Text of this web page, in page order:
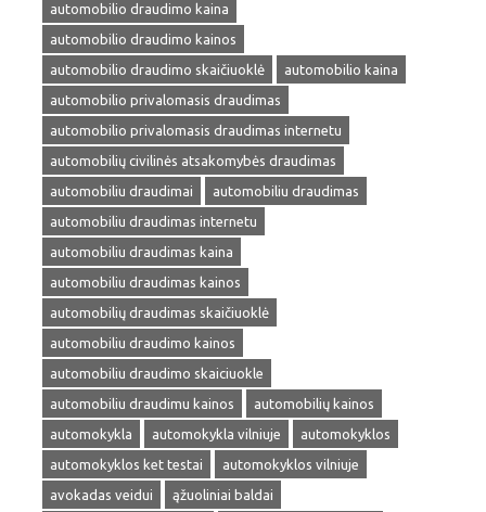
automobilio draudimo kaina
automobilio draudimo kainos
automobilio draudimo skaičiuoklė
automobilio kaina
automobilio privalomasis draudimas
automobilio privalomasis draudimas internetu
automobilių civilinės atsakomybės draudimas
automobiliu draudimai
automobiliu draudimas
automobiliu draudimas internetu
automobiliu draudimas kaina
automobiliu draudimas kainos
automobilių draudimas skaičiuoklė
automobiliu draudimo kainos
automobiliu draudimo skaiciuokle
automobiliu draudimu kainos
automobilių kainos
automokykla
automokykla vilniuje
automokyklos
automokyklos ket testai
automokyklos vilniuje
avokadas veidui
ąžuoliniai baldai